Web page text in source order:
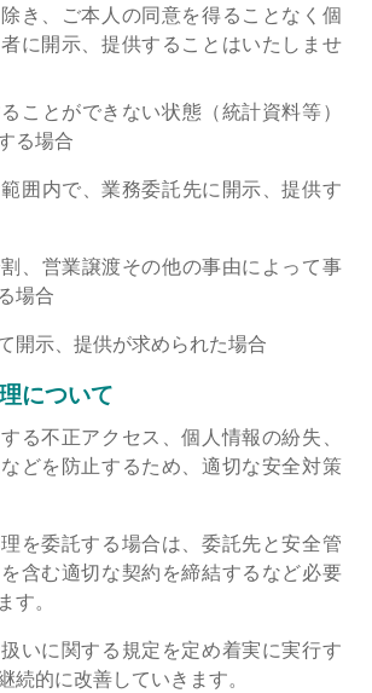
き、ご本人の同意を得ることなく個
に開示、提供することはいたしませ
ことができない状態（統計資料等）
る場合
囲内で、業務委託先に開示、提供す
、営業譲渡その他の事由によって事
場合
開示、提供が求められた場合
について
る不正アクセス、個人情報の紛失、
どを防止するため、適切な安全対策
を委託する場合は、委託先と安全管
含む適切な契約を締結するなど必要
す。
いに関する規定を定め着実に実行す
続的に改善していきます。